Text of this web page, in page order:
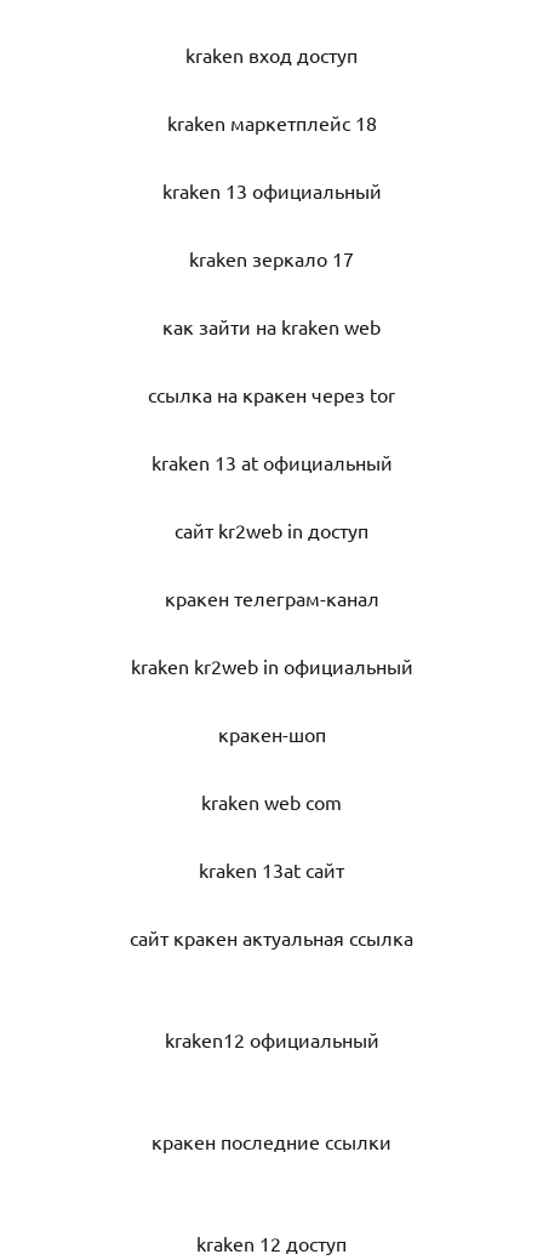
kraken вход доступ
kraken маркетплейс 18
kraken 13 официальный
kraken зеркало 17
как зайти на kraken web
ссылка на кракен через tor
kraken 13 at официальный
сайт kr2web in доступ
кракен телеграм-канал
kraken kr2web in официальный
кракен-шоп
kraken web com
kraken 13at сайт
сайт кракен актуальная ссылка
kraken12 официальный
кракен последние ссылки
kraken 12 доступ